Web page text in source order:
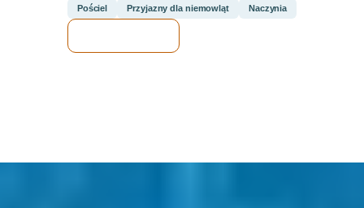
Pościel Przyjazny dla niemowląt Naczynia